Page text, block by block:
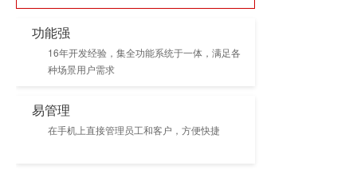
功能强
16年开发经验，集全功能系统于一体，满足各
种场景用户需求
易管理
在手机上直接管理员工和客户，方便快捷